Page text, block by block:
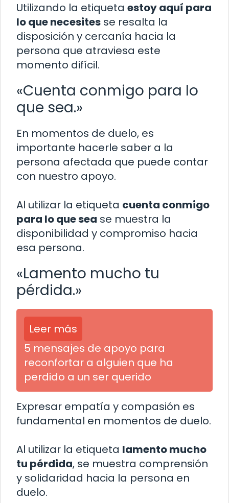
Utilizando la etiqueta estoy aquí para
lo que necesites se resalta la
disposición y cercanía hacia la
persona que atraviesa este
momento difícil.
«Cuenta conmigo para lo
que sea.»
En momentos de duelo, es
importante hacerle saber a la
persona afectada que puede contar
con nuestro apoyo.
Al utilizar la etiqueta cuenta conmigo
para lo que sea se muestra la
disponibilidad y compromiso hacia
esa persona.
«Lamento mucho tu
pérdida.»
Leer más
5 mensajes de apoyo para
reconfortar a alguien que ha
perdido a un ser querido
Expresar empatía y compasión es
fundamental en momentos de duelo.
Al utilizar la etiqueta lamento mucho
tu pérdida, se muestra comprensión
y solidaridad hacia la persona en
duelo.